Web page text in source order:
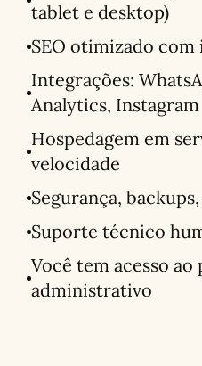
tablet e desktop)
SEO otimizado
Integrações:
Analytics, Instagram
Hospedagem em
velocidade
Segurança,
Suporte técnico
Você tem acesso ao
administrativo